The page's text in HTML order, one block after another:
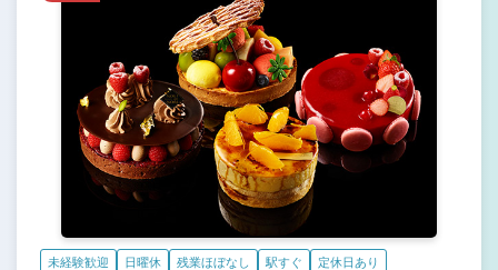
未経験歓迎 日曜休 残業ほぼなし 駅すぐ 定休日あり